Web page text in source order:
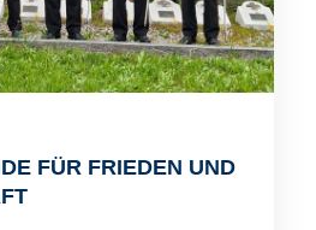
FÜR FRIEDEN UND